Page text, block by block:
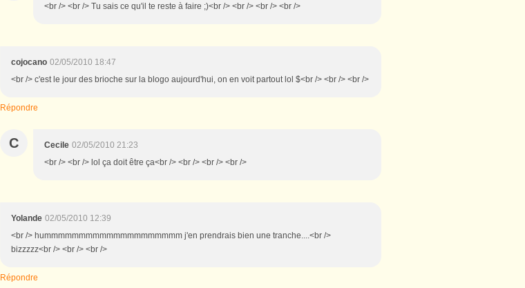
<br /> <br /> Tu sais ce qu'il te reste à faire ;)<br /> <br /> <br /> <br />
cojocano 02/05/2010 18:47
<br /> c'est le jour des brioche sur la blogo aujourd'hui, on en voit partout lol $<br /> <br /> <br />
Répondre
C Cecile 02/05/2010 21:23
<br /> <br /> lol ça doit être ça<br /> <br /> <br /> <br />
Yolande 02/05/2010 12:39
<br /> hummmmmmmmmmmmmmmmmmmm j'en prendrais bien une tranche....<br />
bizzzzz<br /> <br /> <br />
Répondre